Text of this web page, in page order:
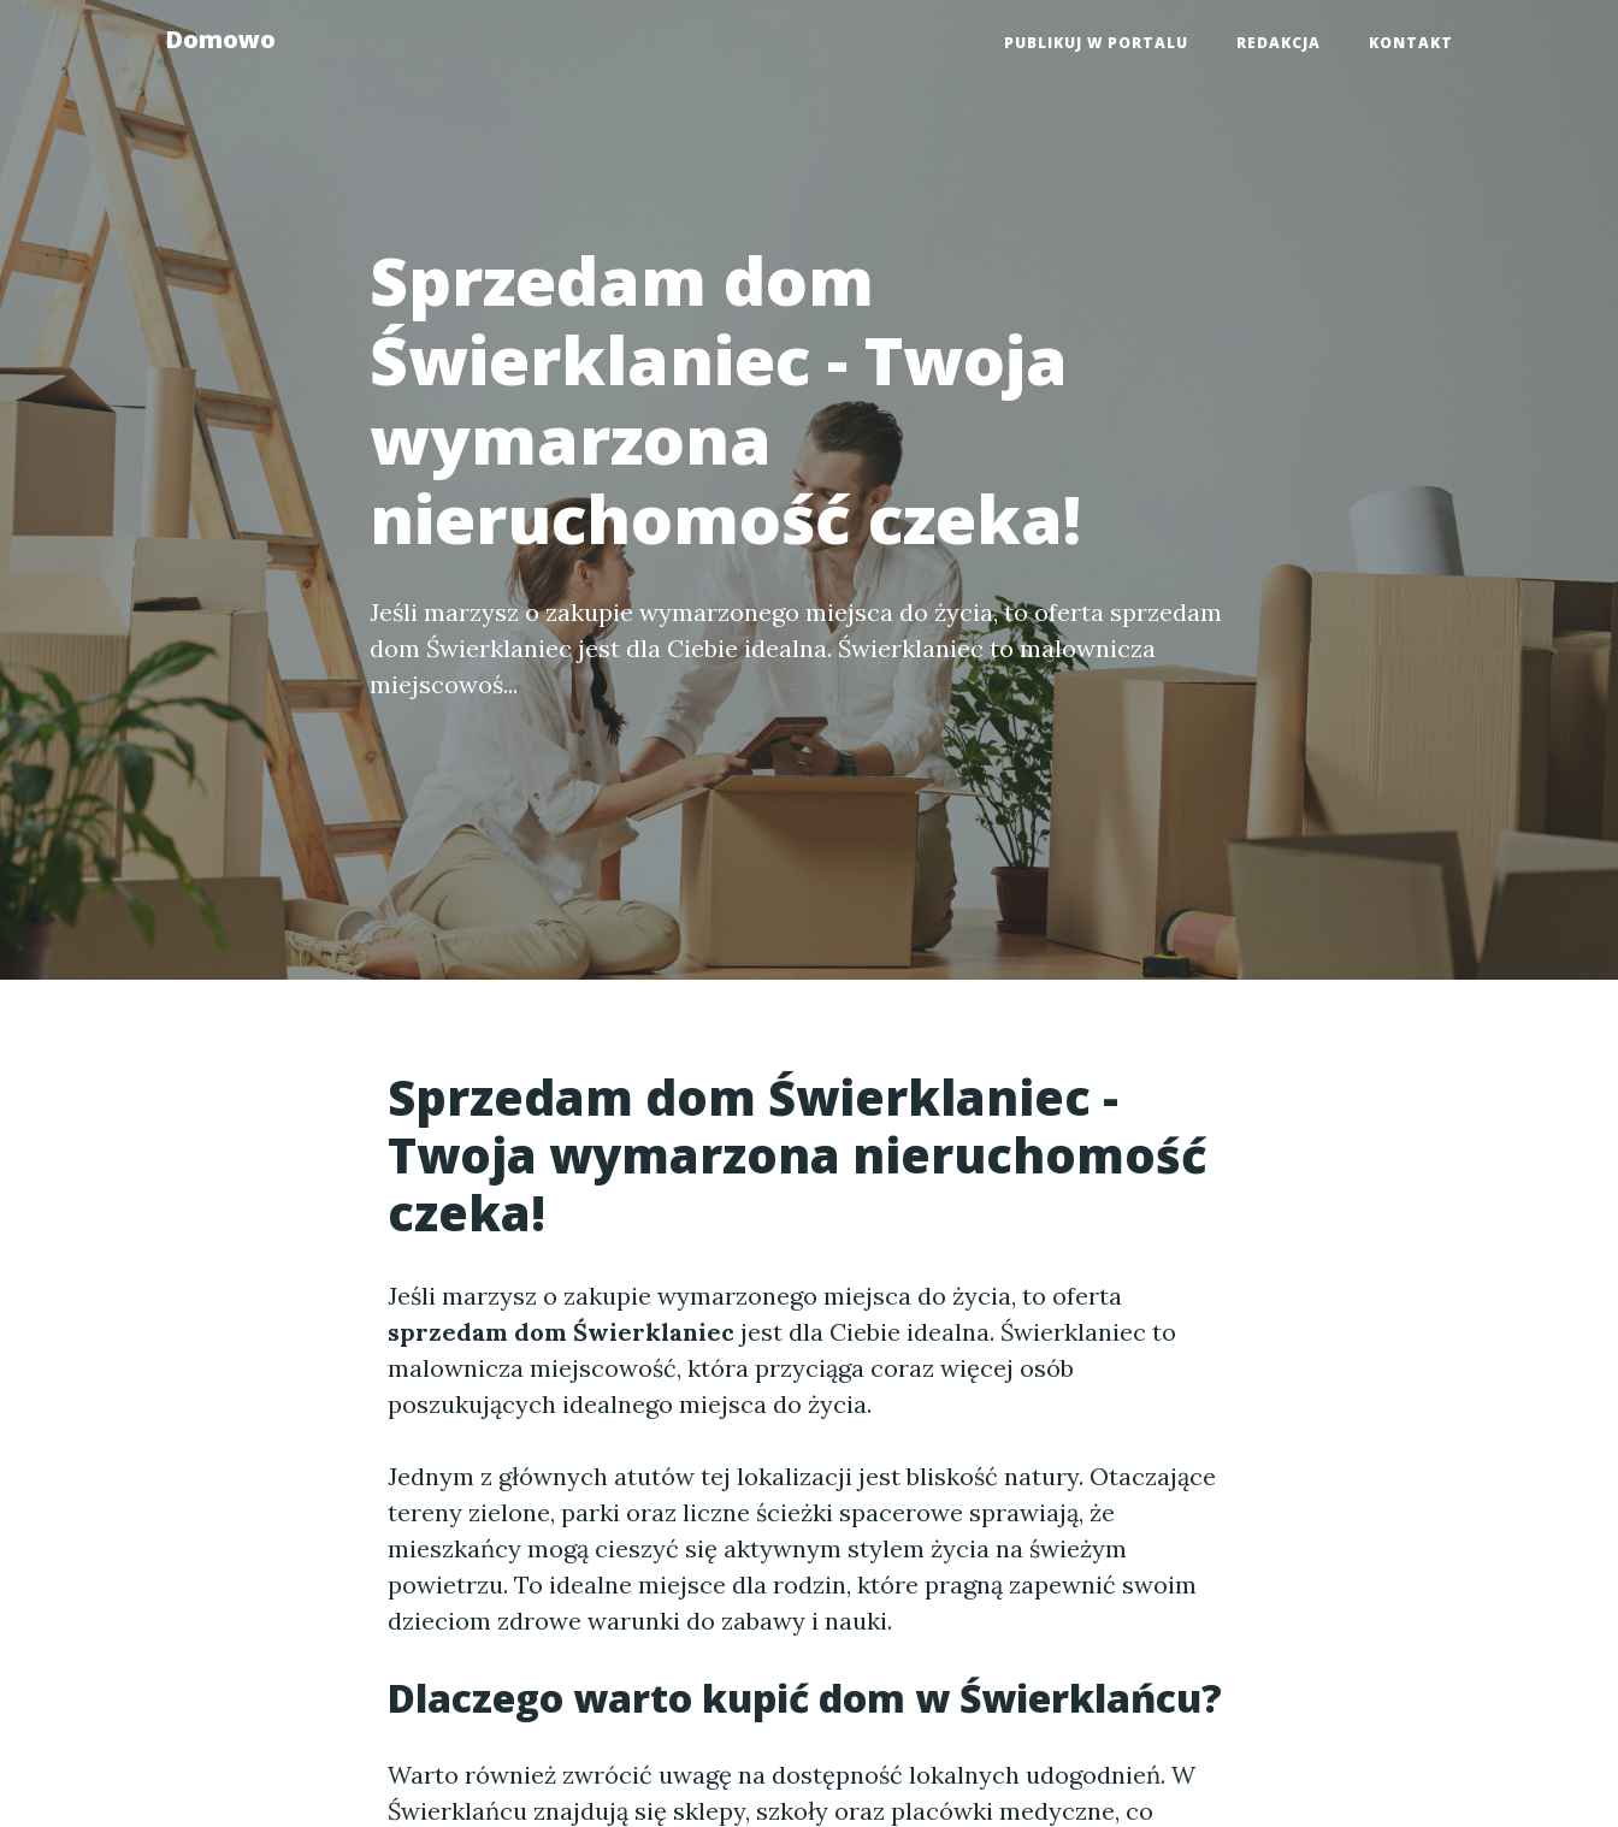
Domowo PUBLIKUJ W PORTALU REDAKCJA KONTAKT
Sprzedam dom
Świerklaniec - Twoja
wymarzona
nieruchomość czeka!
Jeśli marzysz o zakupie wymarzonego miejsca do życia, to oferta sprzedam
dom Świerklaniec jest dla Ciebie idealna. Świerklaniec to malownicza
miejscowoś...
Sprzedam dom Świerklaniec -
Twoja wymarzona nieruchomość
czeka!
Jeśli marzysz o zakupie wymarzonego miejsca do życia, to oferta
sprzedam dom Świerklaniec jest dla Ciebie idealna. Świerklaniec to
malownicza miejscowość, która przyciąga coraz więcej osób
poszukujących idealnego miejsca do życia.
Jednym z głównych atutów tej lokalizacji jest bliskość natury. Otaczające
tereny zielone, parki oraz liczne ścieżki spacerowe sprawiają, że
mieszkańcy mogą cieszyć się aktywnym stylem życia na świeżym
powietrzu. To idealne miejsce dla rodzin, które pragną zapewnić swoim
dzieciom zdrowe warunki do zabawy i nauki.
Dlaczego warto kupić dom w Świerklańcu?
Warto również zwrócić uwagę na dostępność lokalnych udogodnień. W
Świerklańcu znajdują się sklepy, szkoły oraz placówki medyczne, co